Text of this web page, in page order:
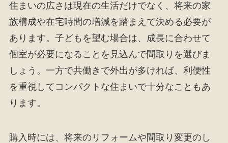
住まいの広さは現在の生活だけでなく、将来の家
族構成や在宅時間の増減を踏まえて決める必要が
あります。子どもを望む場合は、成長に合わせて
個室が必要になることを見込んで間取りを選びま
しょう。一方で共働きで外出が多ければ、利便性
を重視してコンパクトな住まいで十分なこともあ
ります。
購入時には、将来のリフォームや間取り変更のし